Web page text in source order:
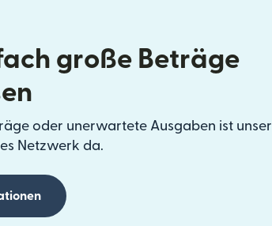
große Beträge
oder unerwartete Ausgaben ist unser
Netzwerk da.